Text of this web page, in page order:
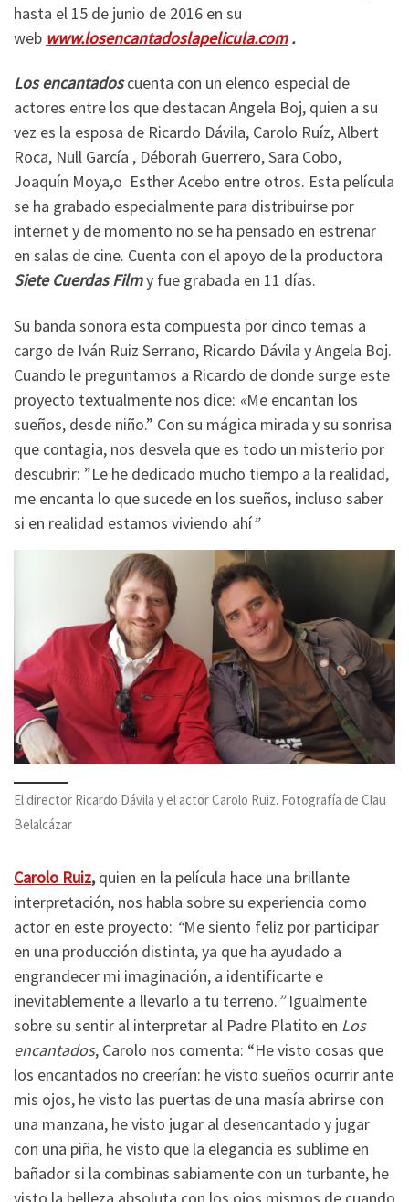
hasta el 15 de junio de 2016 en su
web www.losencantadoslapelicula.com.
Los encantadoscuenta con un elenco especial de
actores entre los que destacan Angela Boj, quien a su
vez es la esposa de Ricardo Dávila, Carolo Ruíz, Albert
Roca, Null García , Déborah Guerrero, Sara Cobo,
Joaquín Moya,o Esther Acebo entre otros. Esta película
se ha grabado especialmente para distribuirse por
internet y de momento no se ha pensado en estrenar
en salas de cine. Cuenta con el apoyo de la productora
Siete Cuerdas Filmy fue grabada en 11 días.
Su banda sonora esta compuesta por cinco temas a
cargo de Iván Ruiz Serrano, Ricardo Dávila y Angela Boj.
Cuando le preguntamos a Ricardo de donde surge este
proyecto textualmente nos dice: «Me encantan los
sueños, desde niño.” Con su mágica mirada y su sonrisa
que contagia, nos desvela que es todo un misterio por
descubrir: ”Le he dedicado mucho tiempo a la realidad,
me encanta lo que sucede en los sueños, incluso saber
si en realidad estamos viviendo ahí”
El director Ricardo Dávila y el actor Carolo Ruiz. Fotografía de Clau
Belalcázar
Carolo Ruiz,quien en la película hace una brillante
interpretación, nos habla sobre su experiencia como
actor en este proyecto: “Me siento feliz por participar
en una producción distinta, ya que ha ayudado a
engrandecer mi imaginación, a identificarte e
inevitablemente a llevarlo a tu terreno.”Igualmente
sobre su sentir al interpretar al Padre Platito en Los
encantados, Carolo nos comenta: “He visto cosas que
los encantados no creerían: he visto sueños ocurrir ante
mis ojos, he visto las puertas de una masía abrirse con
una manzana, he visto jugar al desencantado y jugar
con una piña, he visto que la elegancia es sublime en
bañador si la combinas sabiamente con un turbante, he